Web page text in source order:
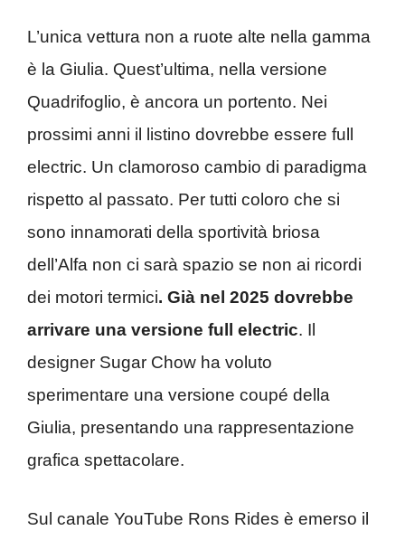
L’unica vettura non a ruote alte nella gamma
è la Giulia. Quest’ultima, nella versione
Quadrifoglio, è ancora un portento. Nei
prossimi anni il listino dovrebbe essere full
electric. Un clamoroso cambio di paradigma
rispetto al passato. Per tutti coloro che si
sono innamorati della sportività briosa
dell’Alfa non ci sarà spazio se non ai ricordi
dei motori termici. Già nel 2025 dovrebbe
arrivare una versione full electric. Il
designer Sugar Chow ha voluto
sperimentare una versione coupé della
Giulia, presentando una rappresentazione
grafica spettacolare.
Sul canale YouTube Rons Rides è emerso il